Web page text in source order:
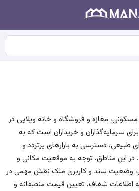
مسکونی، مغازه و فروشگاه و خانه ویلایی در
سرمایه‌گذاران و خریداران است که به
طبیعی، دسترسی به بازارهای پرتردد و
این مناطق، توجه به موقعیت مکانی و
وضعیت سند و کاربری ملک نقش مهمی در
اطلاعات شفاف، تعیین قیمت منصفانه و